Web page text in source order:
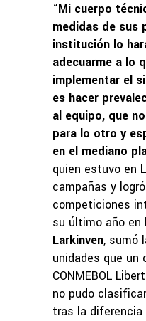
“Mi cuerpo
medidas de sus
institución lo
adecuarme a lo
implementar el
es hacer
al equipo, que
para lo otro y
en el mediano
quien estuvo en
campañas y
competiciones
su último año en
Larkinven, sumó
unidades que un
CONMEBOL
no pudo
tras la diferencia